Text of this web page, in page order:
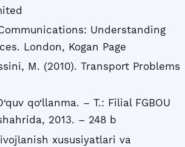
Understanding
London, Kogan Page
M. (2010). Transport Problems
qo‘llanma. – T.: Filial FGBOU
2013. – 248 b
xususiyatlari va